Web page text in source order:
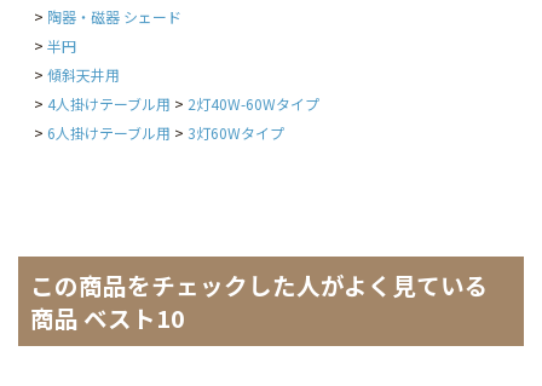
陶器・磁器 シェード
半円
傾斜天井用
4人掛けテーブル用
2灯40W-60Wタイプ
6人掛けテーブル用
3灯60Wタイプ
この商品をチェックした人がよく見ている
商品 ベスト10